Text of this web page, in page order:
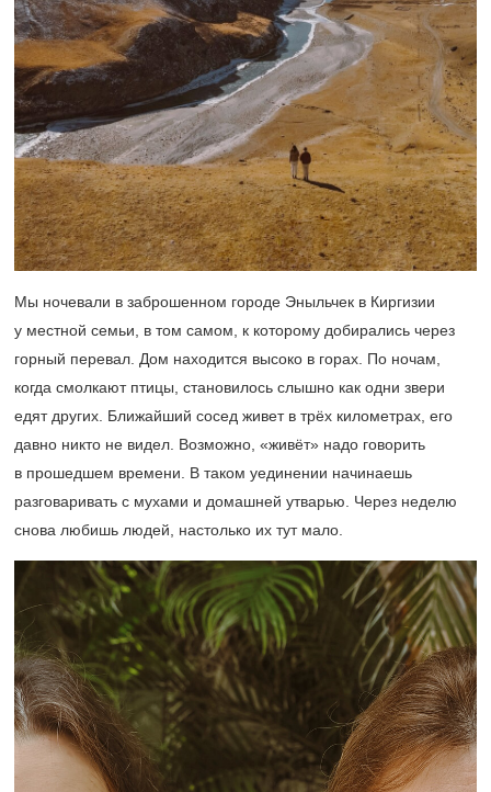
Мы ночевали в заброшенном городе Эныльчек в Киргизии
у местной семьи, в том самом, к которому добирались через
горный перевал. Дом находится высоко в горах. По ночам,
когда смолкают птицы, становилось слышно как одни звери
едят других. Ближайший сосед живет в трёх километрах, его
давно никто не видел. Возможно, «живёт» надо говорить
в прошедшем времени. В таком уединении начинаешь
разговаривать с мухами и домашней утварью. Через неделю
снова любишь людей, настолько их тут мало.